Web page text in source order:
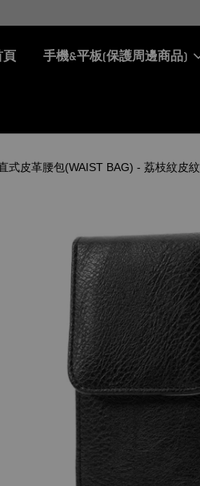
頁 手機&平板(保護周邊商品)
式皮革腰包(WAIST BAG) - 荔枝紋皮